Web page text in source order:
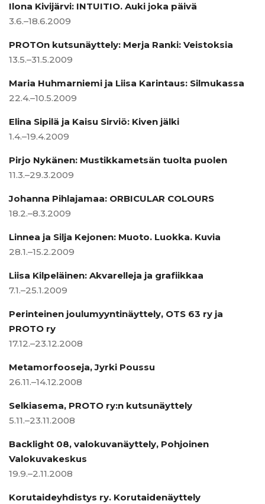
Ilona Kivijärvi: INTUITIO. Auki joka päivä
3.6.–18.6.2009
PROTOn kutsunäyttely: Merja Ranki: Veistoksia
13.5.–31.5.2009
Maria Huhmarniemi ja Liisa Karintaus: Silmukassa
22.4.–10.5.2009
Elina Sipilä ja Kaisu Sirviö: Kiven jälki
1.4.–19.4.2009
Pirjo Nykänen: Mustikkametsän tuolta puolen
11.3.–29.3.2009
Johanna Pihlajamaa: ORBICULAR COLOURS
18.2.–8.3.2009
Linnea ja Silja Kejonen: Muoto. Luokka. Kuvia
28.1.–15.2.2009
Liisa Kilpeläinen: Akvarelleja ja grafiikkaa
7.1.–25.1.2009
Perinteinen joulumyyntinäyttely, OTS 63 ry ja
PROTO ry
17.12.–23.12.2008
Metamorfooseja, Jyrki Poussu
26.11.–14.12.2008
Selkiasema, PROTO ry:n kutsunäyttely
5.11.–23.11.2008
Backlight 08, valokuvanäyttely, Pohjoinen
Valokuvakeskus
19.9.–2.11.2008
Korutaideyhdistys ry. Korutaidenäyttely